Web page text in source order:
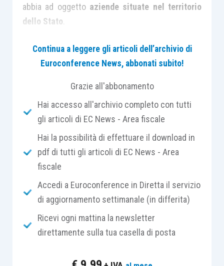
abbia ad oggetto aziende situate nel territorio
dello Stato
La questione può essere sintetizzata in alcune
tabelle.
Tabella 1)
CONFERENTE AZIENDA CONFERITARIO
Italia Italia
requisiti
Ue requisiti Italia
Continua a leggere gli articoli dell’archivio di
Euroconference News, abbonati subito!
Grazie all'abbonamento
Hai accesso all'archivio completo con tutti
gli articoli di EC News - Area fiscale
Hai la possibilità di effettuare il download in
pdf di tutti gli articoli di EC News - Area
fiscale
Accedi a Euroconference in Diretta il servizio
di aggiornamento settimanale (in differita)
Ricevi ogni mattina la newsletter
direttamente sulla tua casella di posta